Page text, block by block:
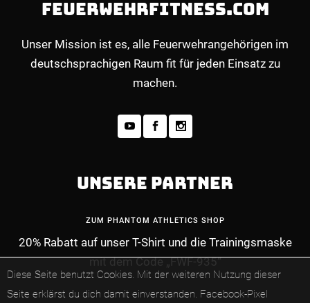
Diese Seite benutzt Cookies. Mit der weiteren Nutzung dieser
Seite erklärst du dich damit einverstanden. Facebook-Pixel
MEHR INFOS ZUM PREMIUM-
FEUERWEHRFITNESS.COM
Unser Mission ist es, alle Feuerwehrangehörigen im
deutschsprachigen Raum fit für jeden Einsatz zu
machen.
UNSERE PARTNER
ZUM PHANTOM ATHLETICS SHOP
20% Rabatt auf unser T-Shirt und die Trainingsmaske
mit dem Code „FWF-935“